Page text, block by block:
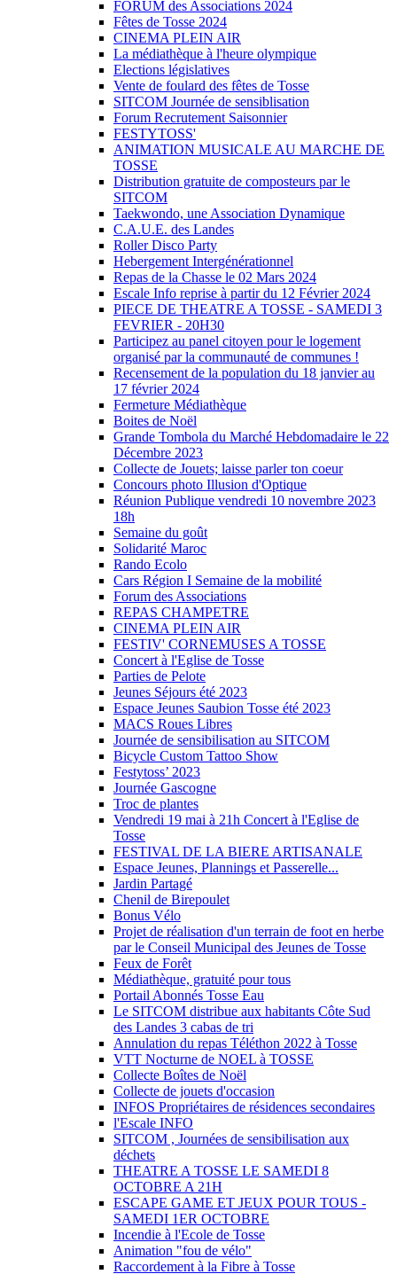
FORUM des Associations 2024
Fêtes de Tosse 2024
CINEMA PLEIN AIR
La médiathèque à l'heure olympique
Elections législatives
Vente de foulard des fêtes de Tosse
SITCOM Journée de sensiblisation
Forum Recrutement Saisonnier
FESTYTOSS'
ANIMATION MUSICALE AU MARCHE DE
TOSSE
Distribution gratuite de composteurs par le
SITCOM
Taekwondo, une Association Dynamique
C.A.U.E. des Landes
Roller Disco Party
Hebergement Intergénérationnel
Repas de la Chasse le 02 Mars 2024
Escale Info reprise à partir du 12 Février 2024
PIECE DE THEATRE A TOSSE - SAMEDI 3
FEVRIER - 20H30
Participez au panel citoyen pour le logement
organisé par la communauté de communes !
Recensement de la population du 18 janvier au
17 février 2024
Fermeture Médiathèque
Boites de Noël
Grande Tombola du Marché Hebdomadaire le 22
Décembre 2023
Collecte de Jouets; laisse parler ton coeur
Concours photo Illusion d'Optique
Réunion Publique vendredi 10 novembre 2023
18h
Semaine du goût
Solidarité Maroc
Rando Ecolo
Cars Région I Semaine de la mobilité
Forum des Associations
REPAS CHAMPETRE
CINEMA PLEIN AIR
FESTIV' CORNEMUSES A TOSSE
Concert à l'Eglise de Tosse
Parties de Pelote
Jeunes Séjours été 2023
Espace Jeunes Saubion Tosse été 2023
MACS Roues Libres
Journée de sensibilisation au SITCOM
Bicycle Custom Tattoo Show
Festytoss’ 2023
Journée Gascogne
Troc de plantes
Vendredi 19 mai à 21h Concert à l'Eglise de
Tosse
FESTIVAL DE LA BIERE ARTISANALE
Espace Jeunes, Plannings et Passerelle...
Jardin Partagé
Chenil de Birepoulet
Bonus Vélo
Projet de réalisation d'un terrain de foot en herbe
par le Conseil Municipal des Jeunes de Tosse
Feux de Forêt
Médiathèque, gratuité pour tous
Portail Abonnés Tosse Eau
Le SITCOM distribue aux habitants Côte Sud
des Landes 3 cabas de tri
Annulation du repas Téléthon 2022 à Tosse
VTT Nocturne de NOEL à TOSSE
Collecte Boîtes de Noël
Collecte de jouets d'occasion
INFOS Propriétaires de résidences secondaires
l'Escale INFO
SITCOM , Journées de sensibilisation aux
déchets
THEATRE A TOSSE LE SAMEDI 8
OCTOBRE A 21H
ESCAPE GAME ET JEUX POUR TOUS -
SAMEDI 1ER OCTOBRE
Incendie à l'Ecole de Tosse
Animation "fou de vélo"
Raccordement à la Fibre à Tosse